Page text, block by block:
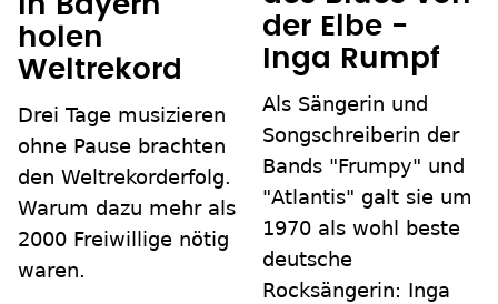
in Bayern
holen
Weltrekord
Drei Tage musizieren
ohne Pause brachten
den Weltrekorderfolg.
Warum dazu mehr als
2000 Freiwillige nötig
waren.
der Elbe -
Inga Rumpf
Als Sängerin und
Songschreiberin der
Bands "Frumpy" und
"Atlantis" galt sie um
1970 als wohl beste
deutsche
Rocksängerin: Inga